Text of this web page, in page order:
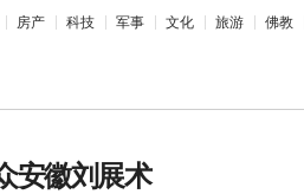
房产 科技 军事 文化 旅游 佛教
安徽刘展术